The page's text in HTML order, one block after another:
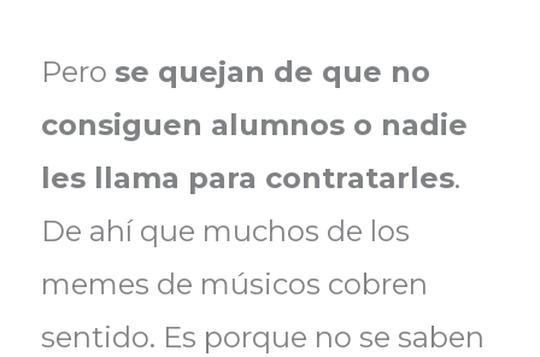
Pero se quejan de que no
consiguen alumnos o nadie
les llama para contratarles.
De ahí que muchos de los
memes de músicos cobren
sentido. Es porque no se saben